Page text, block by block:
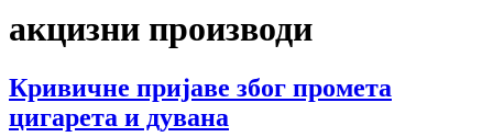
акцизни производи
Кривичне пријаве због промета
цигарета и дувана